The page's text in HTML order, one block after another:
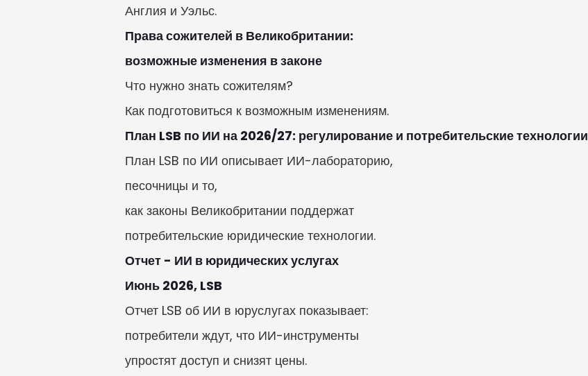
Англия и Уэльс.
Права сожителей в Великобритании:
возможные изменения в законе
Что нужно знать сожителям?
Как подготовиться к возможным изменениям.
План LSB по ИИ на 2026/27: регулирование и потребительские технологии
План LSB по ИИ описывает ИИ-лабораторию,
песочницы и то,
как законы Великобритании поддержат
потребительские юридические технологии.
Отчет - ИИ в юридических услугах
Июнь 2026, LSB
Отчет LSB об ИИ в юруслугах показывает:
потребители ждут, что ИИ-инструменты
упростят доступ и снизят цены.